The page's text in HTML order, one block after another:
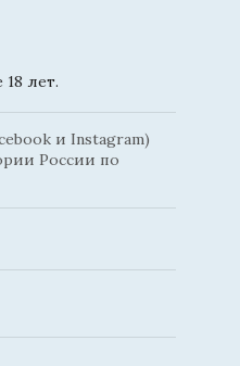
лет.
и Instagram)
России по